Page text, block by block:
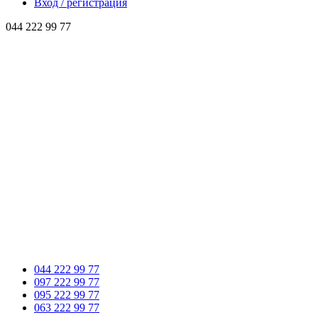
Вход / регистрация
044 222 99 77
044 222 99 77
097 222 99 77
095 222 99 77
063 222 99 77